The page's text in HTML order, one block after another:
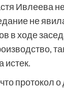
Ивлеева
не
в ходе
истек.
протокол